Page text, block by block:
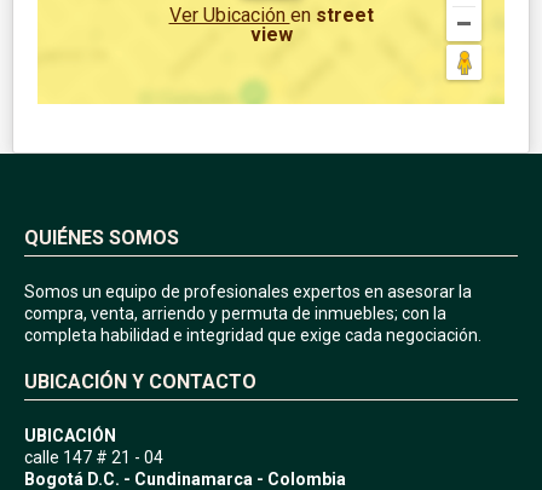
Ver Ubicación en street
view
QUIÉNES SOMOS
Somos un equipo de profesionales expertos en asesorar la
compra, venta, arriendo y permuta de inmuebles; con la
completa habilidad e integridad que exige cada negociación.
UBICACIÓN Y CONTACTO
UBICACIÓN
calle 147 # 21 - 04
Bogotá D.C. - Cundinamarca - Colombia